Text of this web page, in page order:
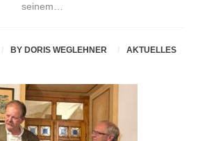
seinem…
BYDORIS WEGLEHNER AKTUELLES